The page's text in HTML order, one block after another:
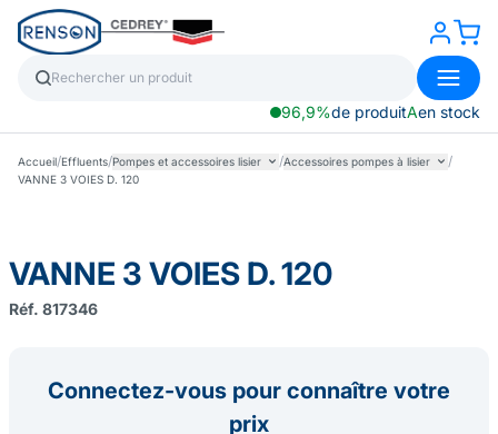
96,9%de produitAen stock
Accueil/Effluents/Pompes et accessoires lisier /Accessoires pompes à lisier /
VANNE 3 VOIES D. 120
VANNE 3 VOIES D. 120
Réf. 817346
Connectez-vous pour connaître votre
prix